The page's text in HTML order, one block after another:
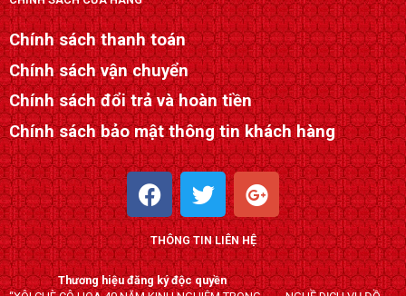
Chính sách thanh toán
Chính sách vận chuyển
Chính sách đổi trả và hoàn tiền
Chính sách bảo mật thông tin khách hàng
F
a
c
e
b
T
w
i
t
t
G
o
o
g
l
THÔNG TIN LIÊN HỆ
Thương hiệu đăng ký độc quyền